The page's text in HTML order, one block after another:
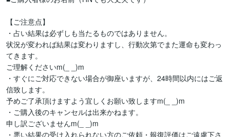
【ご注意点】
・占い結果は必ずしも当たるものではありません。
状況が変われば結果は変わりますし、行動次第でまた運命も変わっ
てきます。
ご理解くださいm(_ _)m
・すぐにご対応できない場合が御座いますが、24時間以内にはご返
信致します。
予めご了承頂けますよう宜しくお願い致しますm(_ _)m
・ご購入後のキャンセルは出来かねます。
申し訳ございませんm(_ _)m
・悪い結果の受け入れられない方のご依頼・報復評価はご遠慮下さ